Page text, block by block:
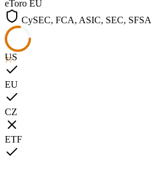
eToro EU
CySEC, FCA, ASIC, SEC, SFSA
77
US
EU
CZ
ETF